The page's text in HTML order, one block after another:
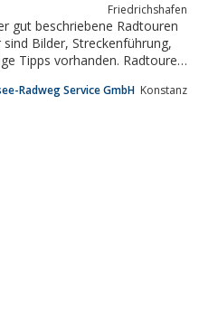
Friedrichshafen
gut beschriebene Radtouren
Fitnesszustand an.
Radweg Service GmbH Konstanz